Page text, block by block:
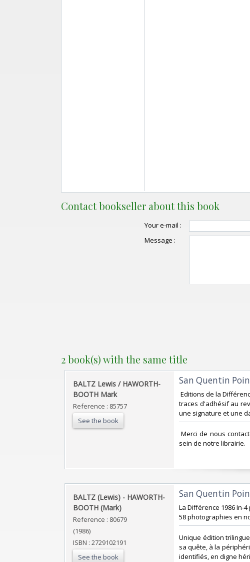
Contact bookseller about this book
Your e-mail :
Message :
2 book(s) with the same title
‎BALTZ Lewis / HAWORTH-
BOOTH Mark‎
Reference : 85757
See the book
‎San Quentin
Editions de la
traces d'adhésif au
une signature et une
Merci de nous
sein de notre librairie.‎
‎BALTZ (Lewis) - HAWORTH-
BOOTH (Mark)‎
Reference : 80679
(1986)
ISBN : 2729102191
See the book
‎San Quentin
‎La Différence 1986 In-
58 photographies en
‎Unique édition
sa quête, à la
identifiés, en digne